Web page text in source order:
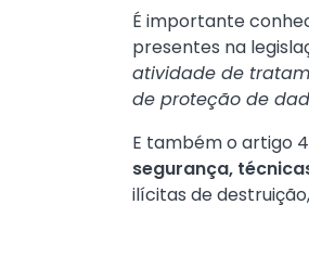
É importante
presentes na
atividade de
de proteção de
E também o artigo
segurança,
ilícitas de